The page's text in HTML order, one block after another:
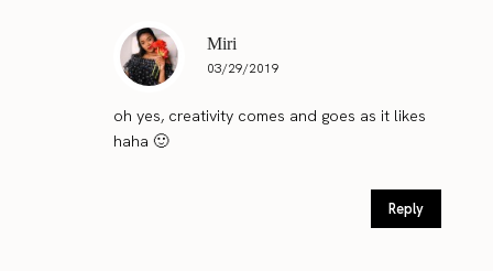
Miri
03/29/2019
oh yes, creativity comes and goes as it likes
haha 🙂
Reply